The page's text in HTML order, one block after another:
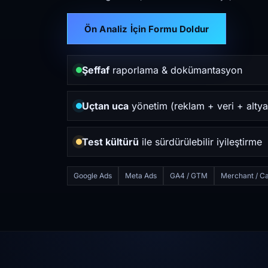
Ön Analiz İçin Formu Doldur
Şeffafraporlama & dokümantasyon
Uçtan uca yönetim (reklam + veri +
Test kültürü ile sürdürülebilir iyileştirme
Google Ads Meta Ads GA4 / GTM Merchant /